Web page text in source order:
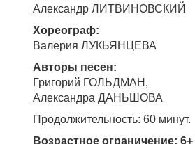
Александр ЛИТВИНОВСКИЙ
Хореограф:
Валерия ЛУКЬЯНЦЕВА
Авторы песен:
Григорий ГОЛЬДМАН,
Александра ДАНЬШОВА
Продолжительность: 60 минут.
Возрастное ограничение: 6+